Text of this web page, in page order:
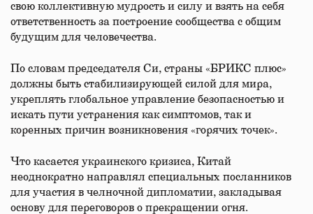
свою коллективную мудрость и силу и взять на себя
ответственность за построение сообщества с общим
будущим для человечества.
По словам председателя Си, страны «БРИКС плюс»
должны быть стабилизирующей силой для мира,
укреплять глобальное управление безопасностью и
искать пути устранения как симптомов, так и
коренных причин возникновения «горячих точек».
Что касается украинского кризиса, Китай
неоднократно направлял специальных посланников
для участия в челночной дипломатии, закладывая
основу для переговоров о прекращении огня.